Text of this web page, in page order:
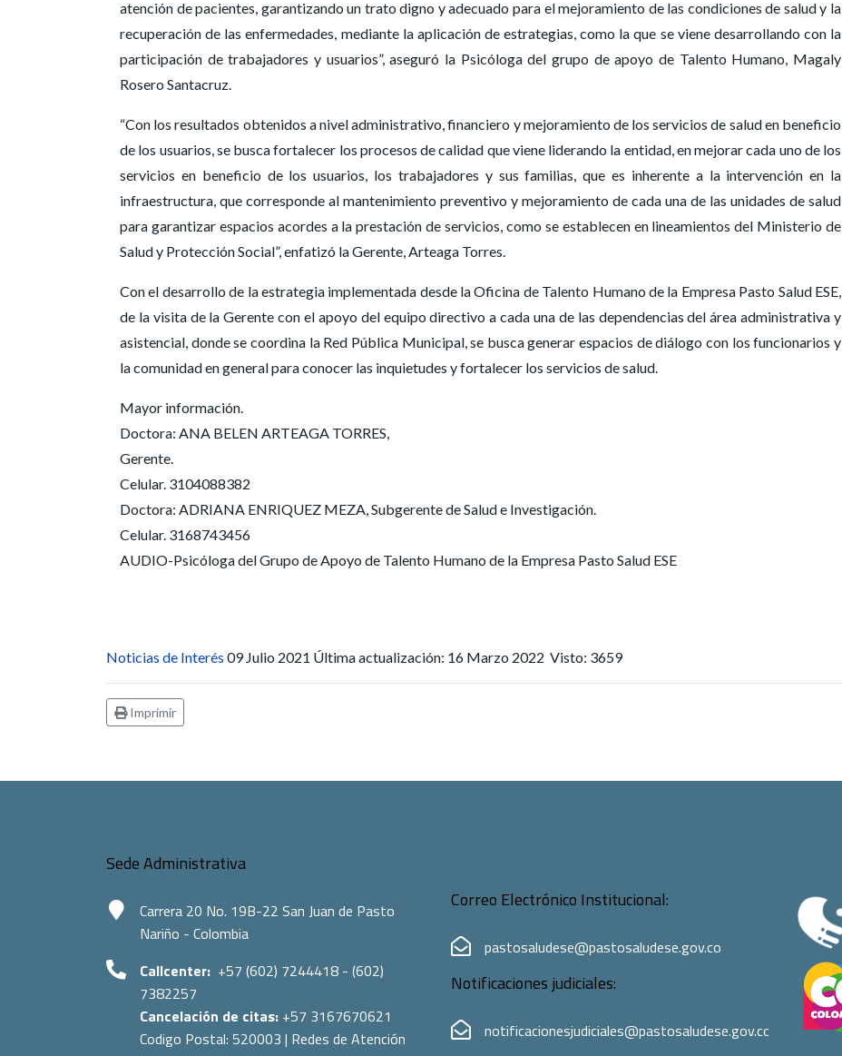
atención de pacientes, garantizando un trato digno y adecuado para el mejoramiento de las condiciones de salud y la
recuperación de las enfermedades, mediante la aplicación de estrategias, como la que se viene desarrollando con la
participación de trabajadores y usuarios”, aseguró la Psicóloga del grupo de apoyo de Talento Humano, Magaly
Rosero Santacruz.
“Con los resultados obtenidos a nivel administrativo, financiero y mejoramiento de los servicios de salud en beneficio
de los usuarios, se busca fortalecer los procesos de calidad que viene liderando la entidad, en mejorar cada uno de los
servicios en beneficio de los usuarios, los trabajadores y sus familias, que es inherente a la intervención en la
infraestructura, que corresponde al mantenimiento preventivo y mejoramiento de cada una de las unidades de salud
para garantizar espacios acordes a la prestación de servicios, como se establecen en lineamientos del Ministerio de
Salud y Protección Social”, enfatizó la Gerente, Arteaga Torres.
Con el desarrollo de la estrategia implementada desde la Oficina de Talento Humano de la Empresa Pasto Salud ESE,
de la visita de la Gerente con el apoyo del equipo directivo a cada una de las dependencias del área administrativa y
asistencial, donde se coordina la Red Pública Municipal, se busca generar espacios de diálogo con los funcionarios y
la comunidad en general para conocer las inquietudes y fortalecer los servicios de salud.
Mayor información.
Doctora: ANA BELEN ARTEAGA TORRES,
Gerente.
Celular. 3104088382
Doctora: ADRIANA ENRIQUEZ MEZA, Subgerente de Salud e Investigación.
Celular. 3168743456
AUDIO-Psicóloga del Grupo de Apoyo de Talento Humano de la Empresa Pasto Salud ESE
Noticias de Interés 09 Julio 2021 Última actualización: 16 Marzo 2022 Visto: 3659
Imprimir
Sede Administrativa
Carrera 20 No. 19B-22 San Juan de Pasto
Nariño - Colombia
Callcenter: +57 (602) 7244418 - (602)
7382257
Cancelación de citas: +57 3167670621
Codigo Postal: 520003 | Redes de Atención
Correo Electrónico Institucional:
pastosaludese@pastosaludese.gov.co
Notificaciones judiciales:
notificacionesjudiciales@pastosaludese.gov.co